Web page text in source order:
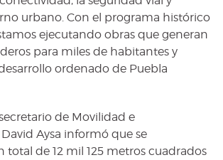
urbano. Con el programa histórico
ejecutando obras que generan
para miles de habitantes y
ordenado de Puebla
de Movilidad e
Aysa informó que se
total de 12 mil 125 metros cuadrados